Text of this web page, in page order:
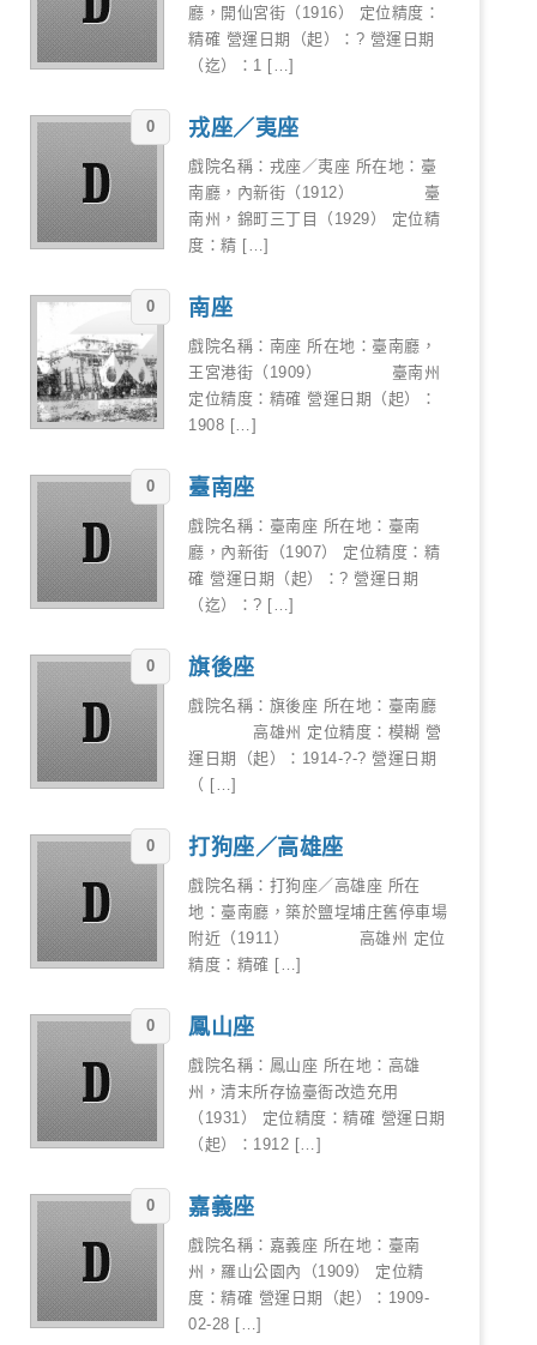
廳，開仙宮街（1916） 定位精度：
精確 營運日期（起）：? 營運日期
（迄）：1 […]
0 戎座／夷座
戲院名稱：戎座／夷座 所在地：臺
南廳，內新街（1912） 臺
南州，錦町三丁目（1929） 定位精
度：精 […]
0 南座
戲院名稱：南座 所在地：臺南廳，
王宮港街（1909） 臺南州
定位精度：精確 營運日期（起）：
1908 […]
0 臺南座
戲院名稱：臺南座 所在地：臺南
廳，內新街（1907） 定位精度：精
確 營運日期（起）：? 營運日期
（迄）：? […]
0 旗後座
戲院名稱：旗後座 所在地：臺南廳
高雄州 定位精度：模糊 營
運日期（起）：1914-?-? 營運日期
（ […]
0 打狗座／高雄座
戲院名稱：打狗座／高雄座 所在
地：臺南廳，築於鹽埕埔庄舊停車場
附近（1911） 高雄州 定位
精度：精確 […]
0 鳳山座
戲院名稱：鳳山座 所在地：高雄
州，清末所存協臺衙改造充用
（1931） 定位精度：精確 營運日期
（起）：1912 […]
0 嘉義座
戲院名稱：嘉義座 所在地：臺南
州，羅山公園內（1909） 定位精
度：精確 營運日期（起）：1909-
02-28 […]